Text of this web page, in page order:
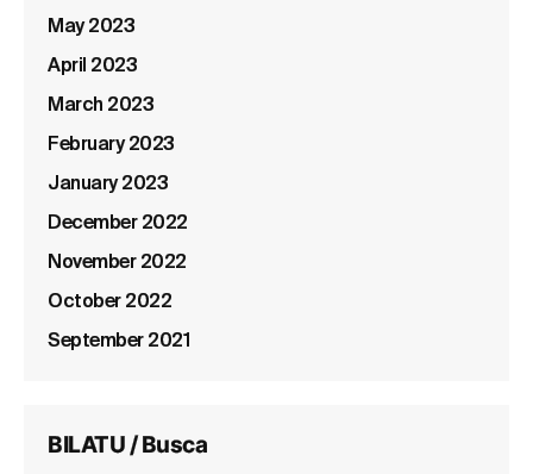
May 2023
April 2023
March 2023
February 2023
January 2023
December 2022
November 2022
October 2022
September 2021
BILATU / Busca